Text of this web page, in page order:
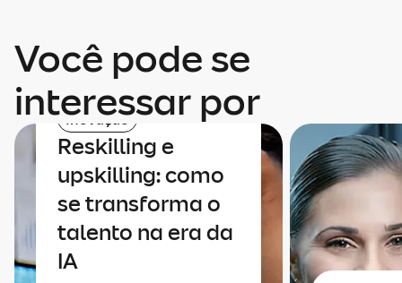
Você pode se
interessar por
Inovação
Reskilling e
upskilling: como
se transforma o
talento na era da
IA